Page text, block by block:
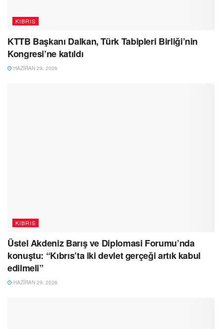
KIBRIS
KTTB Başkanı Dalkan, Türk Tabipleri Birliği’nin
Kongresi’ne katıldı
HAZIRAN 29, 2026
KIBRIS
Üstel Akdeniz Barış ve Diplomasi Forumu’nda
konuştu: “Kıbrıs’ta iki devlet gerçeği artık kabul
edilmeli”
HAZIRAN 29, 2026